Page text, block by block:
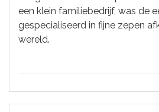
een klein familiebedrijf, was de
gespecialiseerd in fijne zepen
wereld.